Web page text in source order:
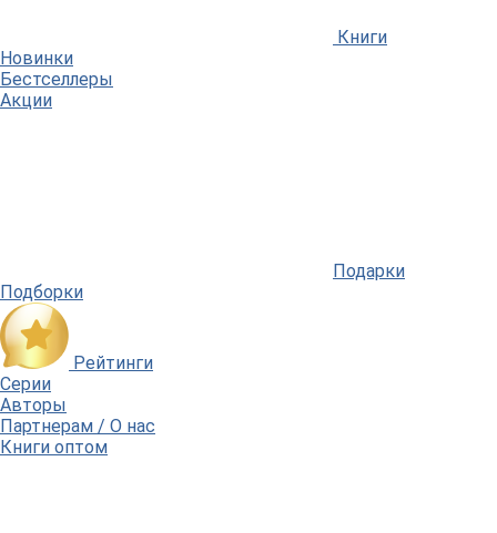
Книги
Новинки
Бестселлеры
Акции
Подарки
Подборки
Рейтинги
Серии
Авторы
Партнерам / О нас
Книги оптом